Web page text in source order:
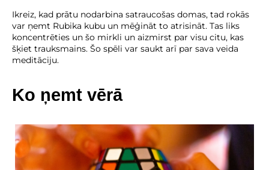
Ikreiz, kad prātu nodarbina satraucošas domas, tad rokās
var ņemt Rubika kubu un mēģināt to atrisināt. Tas liks
koncentrēties un šo mirkli un aizmirst par visu citu, kas
šķiet trauksmains. Šo spēli var saukt arī par sava veida
meditāciju.
Ko ņemt vērā